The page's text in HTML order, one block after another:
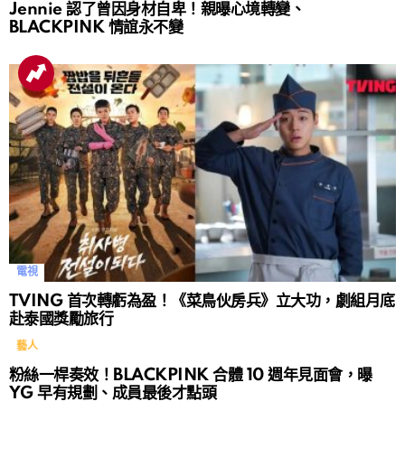
Jennie 認了曾因身材自卑！親曝心境轉變、
BLACKPINK 情誼永不變
電視
TVING 首次轉虧為盈！《菜鳥伙房兵》立大功，劇組月底
赴泰國獎勵旅行
藝人
粉絲一桿奏效！BLACKPINK 合體 10 週年見面會，曝
YG 早有規劃、成員最後才點頭